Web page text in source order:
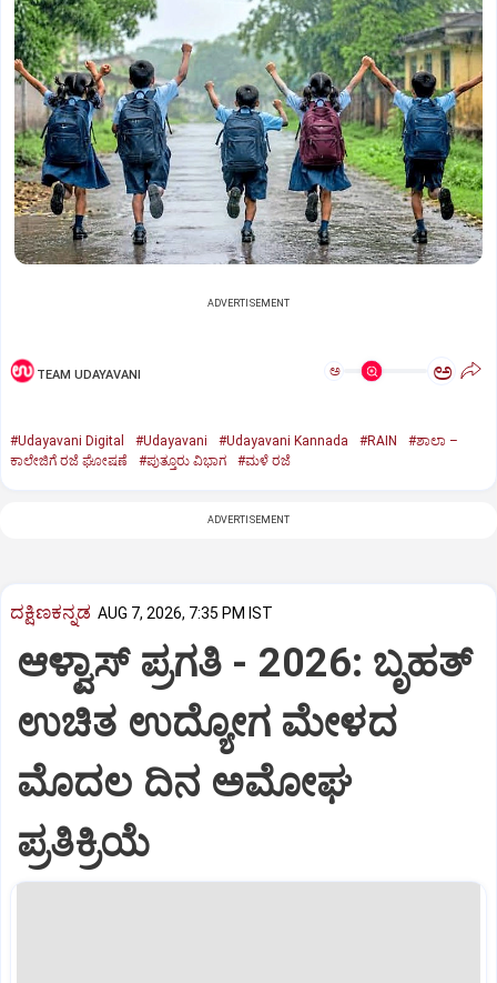
ADVERTISEMENT
TEAM UDAYAVANI ಅ ಅ
#Udayavani Digital #Udayavani #Udayavani Kannada #RAIN
#ಶಾಲಾ –
ಕಾಲೇಜಿಗೆ ರಜೆ ಘೋಷಣೆ
#ಪುತ್ತೂರು ವಿಭಾಗ #ಮಳೆ ರಜೆ
ADVERTISEMENT
ದಕ್ಷಿಣಕನ್ನಡ AUG 7, 2026, 7:35 PM IST
ಆಳ್ವಾಸ್‌ ಪ್ರಗತಿ - 2026: ಬೃಹತ್
ಉಚಿತ ಉದ್ಯೋಗ ಮೇಳದ
ಮೊದಲ ದಿನ ಅಮೋಘ
ಪ್ರತಿಕ್ರಿಯೆ